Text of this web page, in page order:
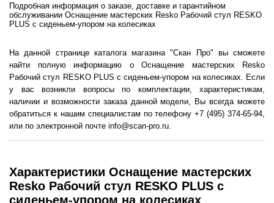
Подробная информация о заказе, доставке и гарантийном
обслуживании Оснащение мастерских Resko Рабочий стул RESKO
PLUS с сиденьем-упором на колесиках
На данной странице каталога магазина "Скан Про" вы сможете
найти полную информацию о Оснащение мастерских Resko
Рабочий стул RESKO PLUS с сиденьем-упором на колесиках. Если
у вас возникли вопросы по комплектации, характеристикам,
наличии и возможности заказа данной модели, Вы всегда можете
обратиться к нашим специалистам по телефону +7 (495) 374-65-94,
или по электронной почте info@scan-pro.ru.
Характеристики Оснащение мастерских
Resko Рабочий стул RESKO PLUS с
сиденьем-упором на колесиках